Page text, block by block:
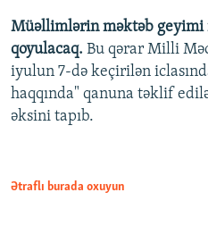
Müəllimlərin məktəb geyimi
qoyulacaq. Bu qərar Milli
iyulun 7-də keçirilən
haqqında" qanuna təklif
əksini tapıb.
Ətraflı burada oxuyun